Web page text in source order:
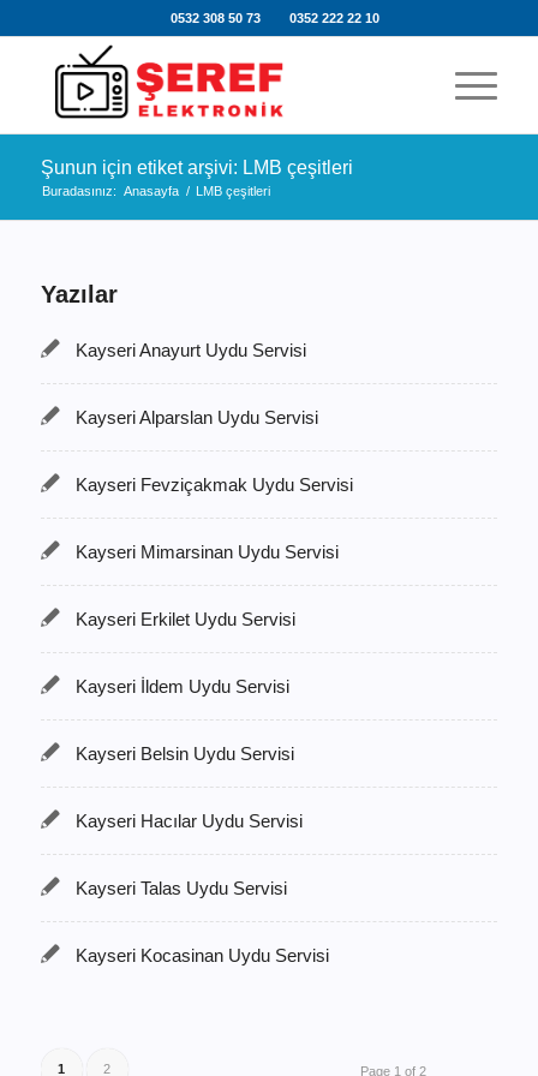
0532 308 50 73 0352 222 22 10
Şunun için etiket arşivi: LMB çeşitleri
Buradasınız: Anasayfa / LMB çeşitleri
Yazılar
Kayseri Anayurt Uydu Servisi
Kayseri Alparslan Uydu Servisi
Kayseri Fevziçakmak Uydu Servisi
Kayseri Mimarsinan Uydu Servisi
Kayseri Erkilet Uydu Servisi
Kayseri İldem Uydu Servisi
Kayseri Belsin Uydu Servisi
Kayseri Hacılar Uydu Servisi
Kayseri Talas Uydu Servisi
Kayseri Kocasinan Uydu Servisi
Page 1 of 2
1 2